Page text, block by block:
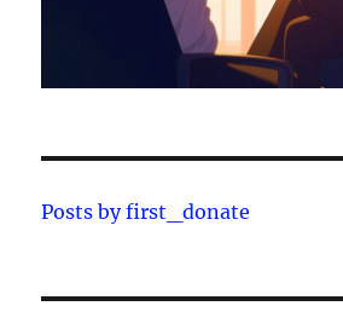
Posts by first_donate